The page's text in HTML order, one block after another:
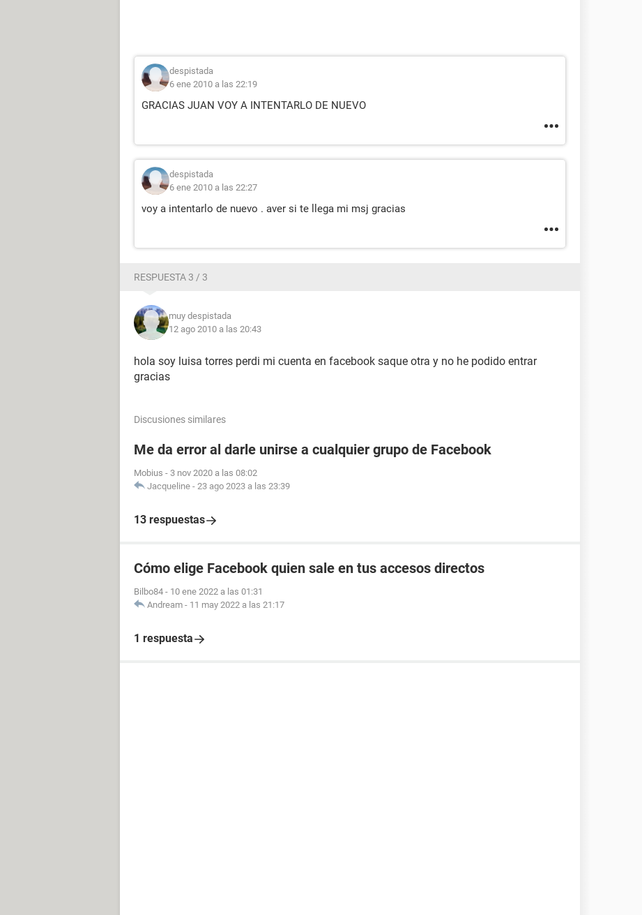
despistada
6 ene 2010 a las 22:19
GRACIAS JUAN VOY A INTENTARLO DE NUEVO
despistada
6 ene 2010 a las 22:27
voy a intentarlo de nuevo . aver si te llega mi msj gracias
RESPUESTA 3 / 3
muy despistada
12 ago 2010 a las 20:43
hola soy luisa torres perdi mi cuenta en facebook saque otra y no he podido entrar
gracias
Discusiones similares
Me da error al darle unirse a cualquier grupo de Facebook
Mobius - 3 nov 2020 a las 08:02
Jacqueline - 23 ago 2023 a las 23:39
13 respuestas
Cómo elige Facebook quien sale en tus accesos directos
Bilbo84 - 10 ene 2022 a las 01:31
Andream - 11 may 2022 a las 21:17
1 respuesta